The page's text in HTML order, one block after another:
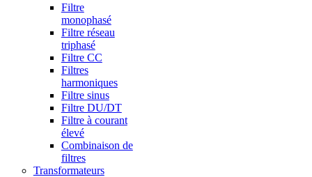
Filtre
monophasé
Filtre réseau
triphasé
Filtre CC
Filtres
harmoniques
Filtre sinus
Filtre DU/DT
Filtre à courant
élevé
Combinaison de
filtres
Transformateurs